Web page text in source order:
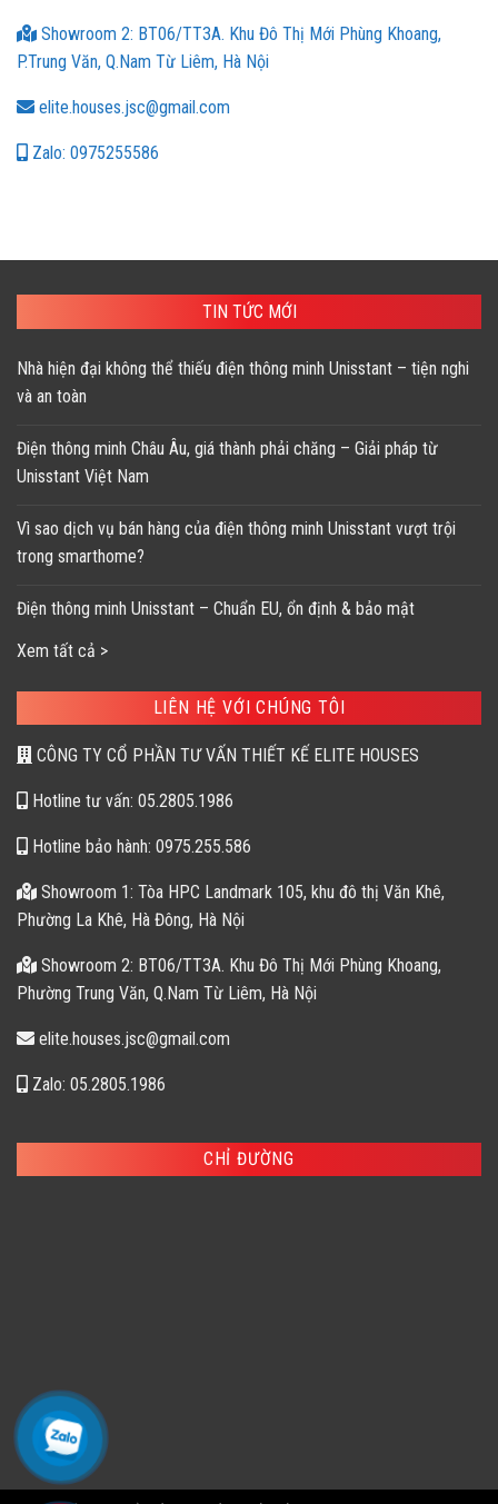
Showroom 2: BT06/TT3A. Khu Đô Thị Mới Phùng Khoang,
P.Trung Văn, Q.Nam Từ Liêm, Hà Nội
elite.houses.jsc@gmail.com
Zalo: 0975255586
TIN TỨC MỚI
Nhà hiện đại không thể thiếu điện thông minh Unisstant – tiện nghi
và an toàn
Điện thông minh Châu Âu, giá thành phải chăng – Giải pháp từ
Unisstant Việt Nam
Vì sao dịch vụ bán hàng của điện thông minh Unisstant vượt trội
trong smarthome?
Điện thông minh Unisstant – Chuẩn EU, ổn định & bảo mật
Xem tất cả >
LIÊN HỆ VỚI CHÚNG TÔI
CÔNG TY CỔ PHẦN TƯ VẤN THIẾT KẾ ELITE HOUSES
Hotline tư vấn: 05.2805.1986
Hotline bảo hành: 0975.255.586
Showroom 1: Tòa HPC Landmark 105, khu đô thị Văn Khê,
Phường La Khê, Hà Đông, Hà Nội
Showroom 2: BT06/TT3A. Khu Đô Thị Mới Phùng Khoang,
Phường Trung Văn, Q.Nam Từ Liêm, Hà Nội
elite.houses.jsc@gmail.com
Zalo: 05.2805.1986
CHỈ ĐƯỜNG